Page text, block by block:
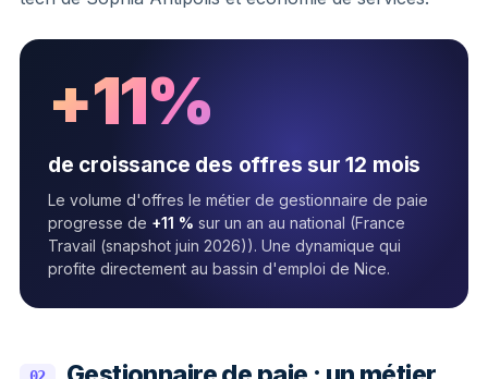
+11%
de croissance des offres sur 12 mois
Le volume d'offres le métier de gestionnaire de paie
progresse de +11 % sur un an au national (France
Travail (snapshot juin 2026)). Une dynamique qui
profite directement au bassin d'emploi de Nice.